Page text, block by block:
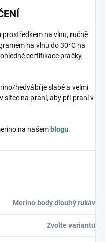
na vlnu, ručně
na vlnu do 30°C na
certifikace pračky,
hedvábí je slabé a velmi
síťce na praní, aby při praní v
na našem blogu.
Merino body dlouhý rukáv
Zvolte variantu